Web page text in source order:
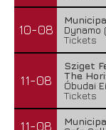
10-08
Dynamo
Tickets
11-08
Sziget
The
Óbudai
Tickets
11-08